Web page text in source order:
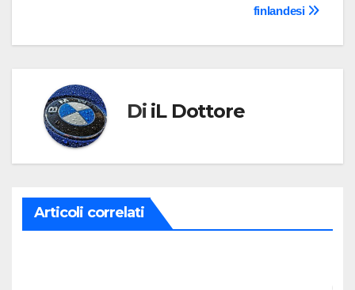
finlandesi
Di iL Dottore
Articoli correlati